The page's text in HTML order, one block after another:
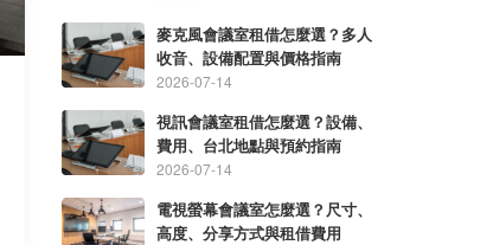
麥克風會議室租借怎麼選？多人
收音、設備配置與價格指南
2026-07-14
視訊會議室租借怎麼選？設備、
費用、台北地點與預約指南
2026-07-14
電視螢幕會議室怎麼選？尺寸、
高度、分享方式與租借費用